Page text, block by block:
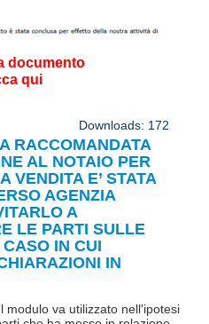
documento
qui
Downloads: 172
RACCOMANDATA
AL NOTAIO PER
VENDITA E’ STATA
AGENZIA
A
LE PARTI SULLE
IN CUI
IN
modulo va utilizzato nell'ipotesi